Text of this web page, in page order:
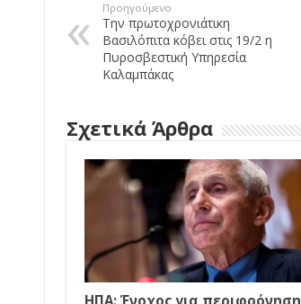
Προηγούμενο
Την πρωτοχρονιάτικη
Βασιλόπιτα κόβει στις 19/2 η
Πυροσβεστική Υπηρεσία
Καλαμπάκας
Σχετικά Άρθρα
ΗΠΑ: Ένοχος για περιφρόνηση